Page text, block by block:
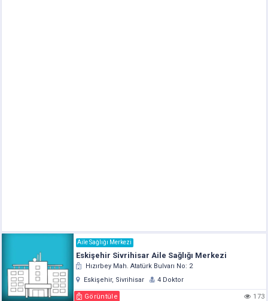
Aile Sağlığı Merkezi
Eskişehir Sivrihisar Aile Sağlığı Merkezi
Hızırbey Mah. Atatürk Bulvarı No: 2
Eskişehir, Sivrihisar
4 Doktor
Görüntüle 173